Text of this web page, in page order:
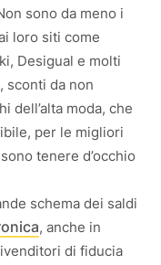
sono da meno i
loro siti come
Desigual e molti
sconti da non
dell’alta moda, che
per le migliori
tenere d’occhio
schema dei saldi
, anche in
di fiducia